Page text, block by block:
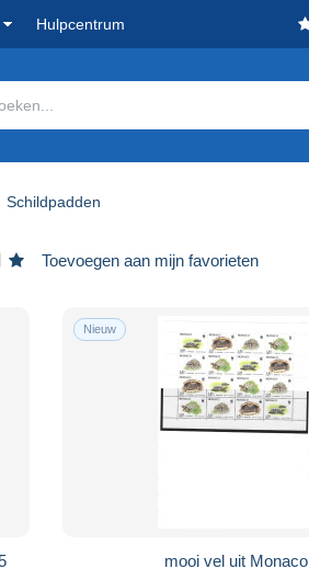
Hulpcentrum
Schildpadden
Toevoegen aan mijn favorieten
Nieuw
mooi vel uit Monaco